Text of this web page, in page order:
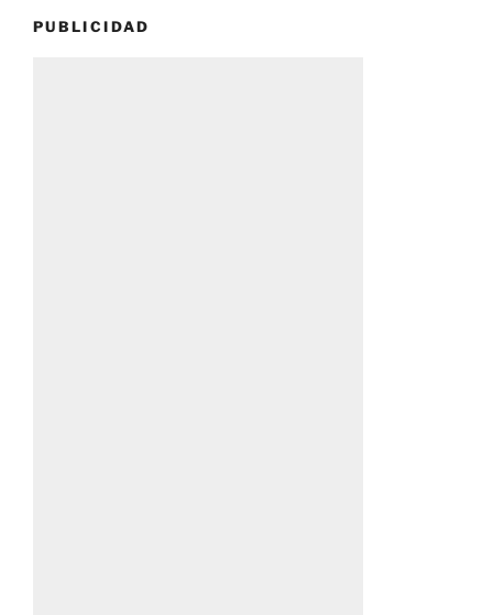
PUBLICIDAD